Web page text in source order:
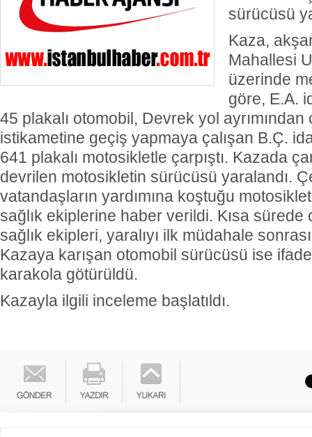
sürücüsü
Kaza,
Mahallesi
üzerinde
göre, E.A.
45 plakalı otomobil, Devrek yol
istikametine geçiş yapmaya çalışan B.Ç.
641 plakalı motosikletle çarpıştı. Kazada
devrilen motosikletin sürücüsü yaralandı.
vatandaşların yardımına koştuğu
sağlık ekiplerine haber verildi. Kısa
sağlık ekipleri, yaralıyı ilk müdahale
Kazaya karışan otomobil sürücüsü ise
karakola götürüldü.
Kazayla ilgili inceleme başlatıldı.